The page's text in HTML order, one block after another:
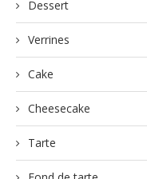
Dessert
Verrines
Cake
Cheesecake
Tarte